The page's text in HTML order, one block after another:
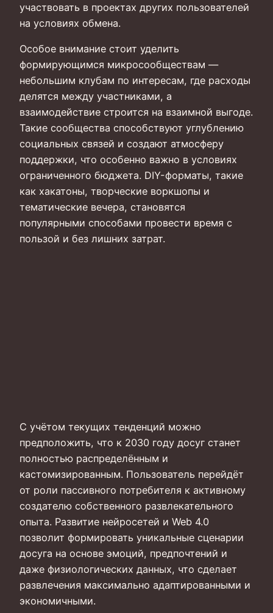
участвовать в проектах других пользователей
на условиях обмена.
Особое внимание стоит уделить
формирующимся микросообществам —
небольшим клубам по интересам, где расходы
делятся между участниками, а
взаимодействие строится на взаимной выгоде.
Такие сообщества способствуют углублению
социальных связей и создают атмосферу
поддержки, что особенно важно в условиях
ограниченного бюджета. DIY-форматы, такие
как хакатоны, творческие воркшопы и
тематические вечера, становятся
популярными способами провести время с
пользой и без лишних затрат.
С учётом текущих тенденций можно
предположить, что к 2030 году досуг станет
полностью распределённым и
кастомизированным. Пользователь перейдёт
от роли пассивного потребителя к активному
создателю собственного развлекательного
опыта. Развитие нейросетей и Web 4.0
позволит формировать уникальные сценарии
досуга на основе эмоций, предпочтений и
даже физиологических данных, что сделает
развлечения максимально адаптированными и
экономичными.